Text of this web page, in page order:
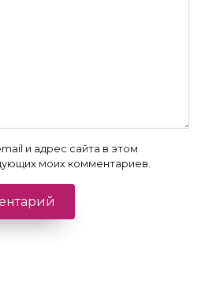
и адрес сайта в этом
моих комментариев.